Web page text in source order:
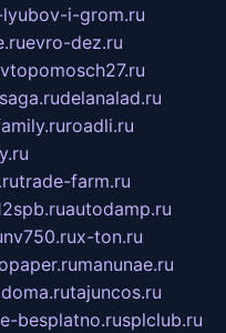
i-grom.ru
evro-dez.ru
delanalad.ru
roadli.ru
trade-farm.ru
autodamp.ru
nv750.rux-ton.ru
manunae.ru
tajuncos.ru
besplatno.rusplclub.ru